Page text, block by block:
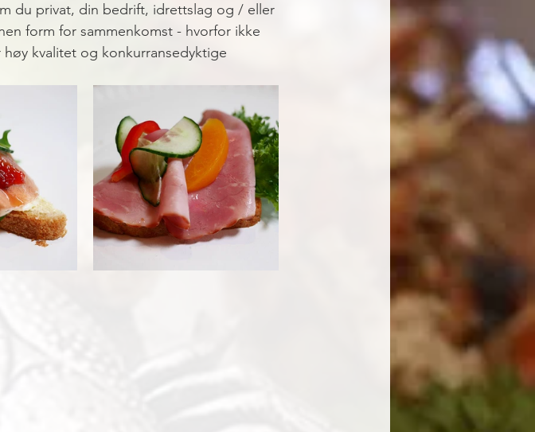
du privat, din bedrift, idrettslag og / eller
form for sammenkomst - hvorfor ikke
kvalitet og konkurransedyktige